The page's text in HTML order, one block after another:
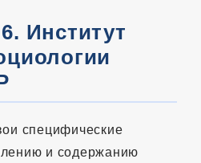
Институт
специфические
и содержанию